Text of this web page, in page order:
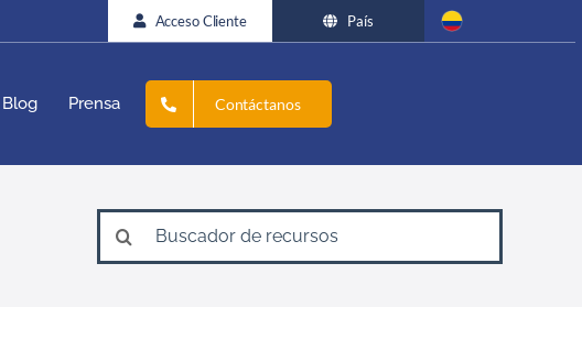
Acceso Cliente País
Blog Prensa Contáctanos